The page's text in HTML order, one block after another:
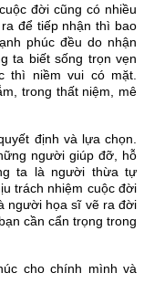
đời cũng có nhiều
để tiếp nhận thì bao
phúc đều do nhận
ta biết sống trọn vẹn
thì niềm vui có mặt.
trong thất niệm, mê
định và lựa chọn.
người giúp đỡ, hỗ
ta là người thừa tự
trách nhiệm cuộc đời
người họa sĩ vẽ ra đời
cần cẩn trọng trong
cho chính mình và